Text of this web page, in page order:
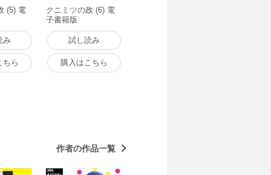
(5) 電
み
ちら
クニミツの政 (6) 電
子書籍版
試し読み
購入はこちら
作者の作品一覧